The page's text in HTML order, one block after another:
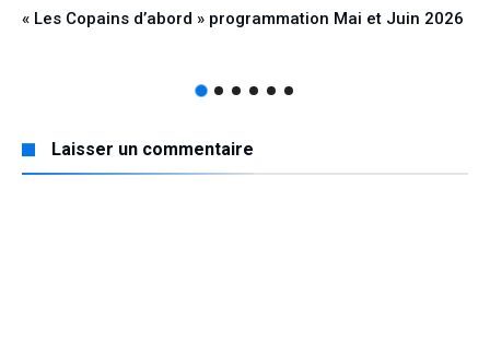
« Les Copains d’abord » programmation Mai et Juin 2026
Laisser un commentaire